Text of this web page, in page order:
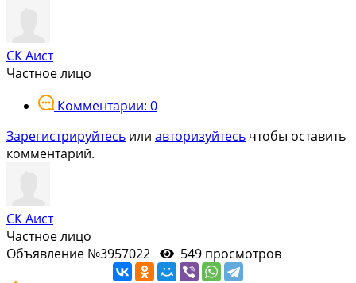
СК Аист
Частное лицо
Комментарии: 0
Зарегистрируйтесь или авторизуйтесь чтобы оставить
комментарий.
СК Аист
Частное лицо
Объявление №3957022
549 просмотров